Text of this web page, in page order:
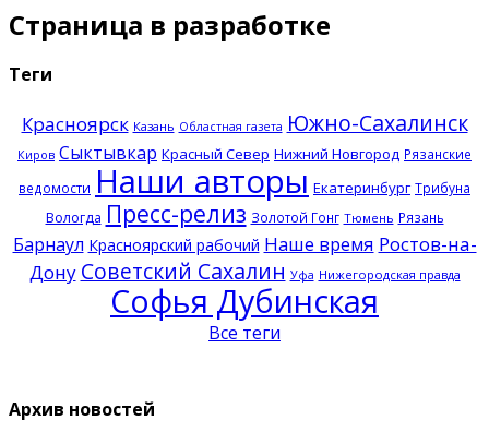
Страница в разработке
Теги
Красноярск Казань Областная газета Южно-Сахалинск
Киров Сыктывкар Красный Север Нижний Новгород Рязанские
ведомости Наши авторы Екатеринбург Трибуна
Вологда Пресс-релиз Золотой Гонг Тюмень Рязань
Барнаул Красноярский рабочий Наше время Ростов-на-
Дону Советский Сахалин Уфа Нижегородская правда
Софья Дубинская
Все теги
Архив новостей